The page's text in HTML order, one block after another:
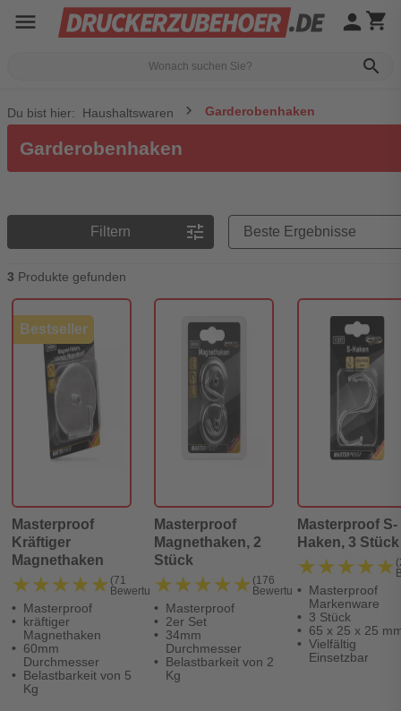
menu
search
person shopping_cart
Du bist hier: Haushaltswaren Garderobenhaken
Garderobenhaken
Filtern tune
Preisreihenfolge
3 Produkte gefunden
Bestseller
Masterproof
Kräftiger
Magnethaken
★★★★★
★★★★★ (71
Bewertungen)
Masterproof
kräftiger
Magnethaken
60mm
Durchmesser
Belastbarkeit von 5
Kg
Masterproof
Magnethaken, 2
Stück
★★★★★
★★★★★ (176
Bewertungen)
Masterproof
2er Set
34mm
Durchmesser
Belastbarkeit von 2
Kg
Masterproof S-
Haken, 3 Stück
★★★★★
★★★★★
Masterproof
Markenware
3 Stück
65 x 25 x 25
Vielfältig
Einsetzbar